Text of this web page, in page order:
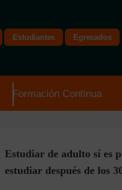
Estudiantes Egresados
Formación Continua
Blog
Estudiar de adulto sí es
estudiar después de los